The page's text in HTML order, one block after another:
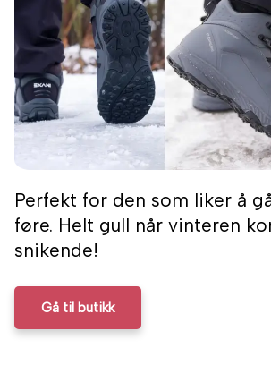
Perfekt for den som liker å
føre. Helt gull når vinteren
snikende!
Gå til butikk